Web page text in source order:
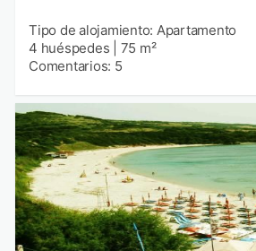
Tipo de alojamiento: Apartamento
4 huéspedes
75 m²
Comentarios: 5